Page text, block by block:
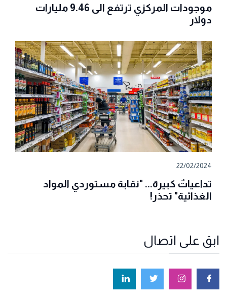
موجودات المركزي ترتفع الى 9.46 مليارات
دولار
22/02/2024
تداعياتٌ كبيرة... "نقابة مستوردي المواد
الغذائية" تحذر!
ابق على اتصال